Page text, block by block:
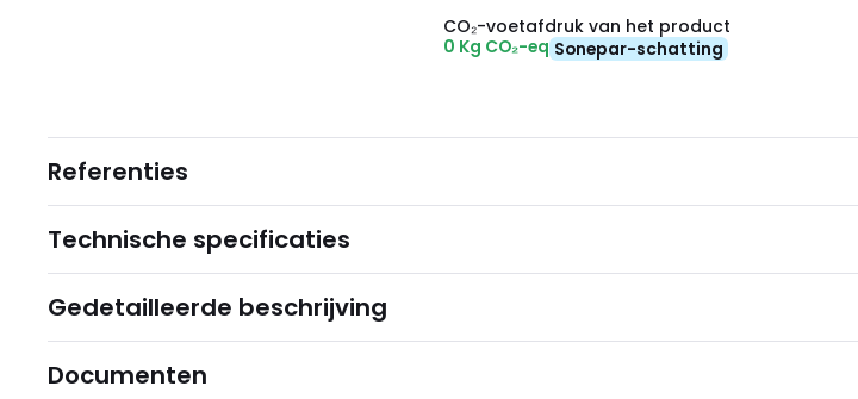
CO₂-voetafdruk van het product
0 Kg CO₂-eq Sonepar-schatting
Referenties
Technische specificaties
Gedetailleerde beschrijving
Documenten